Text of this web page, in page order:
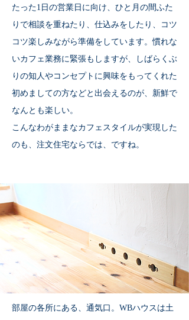
たった1日の営業日に向け、ひと月の間ふた
りで相談を重ねたり、仕込みをしたり、コツ
コツ楽しみながら準備をしています。慣れな
いカフェ業務に緊張もしますが、しばらくぶ
りの知人やコンセプトに興味をもってくれた
初めましての方などと出会えるのが、新鮮で
なんとも楽しい。
こんなわがままなカフェスタイルが実現した
のも、注文住宅ならでは、ですね。
部屋の各所にある、通気口。WBハウスは土